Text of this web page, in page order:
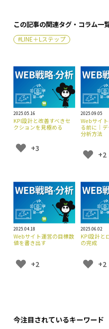
この記事の関連タグ・コラム一
#LINE＋Lステップ
2025.05.16
KPI設計と改善すべきセ
クションを見極める
+3
2025.09.05
Webサイ
る前に｜
分析方法
+2
2025.04.18
Webサイト運営の目標数
値を書き出す
+2
2025.06.02
KPI設計と
の完成
+2
今注目されているキーワード